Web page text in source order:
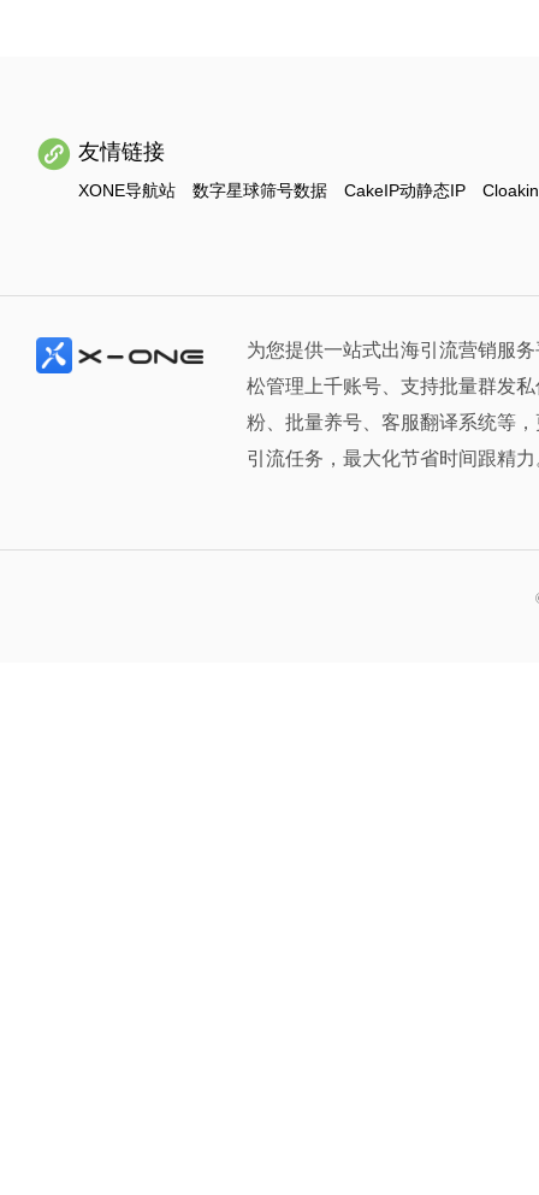
友情链接
XONE导航站 数字星球筛号数据 CakeIP动静态IP
为您提供一站式出海引流营销服
松管理上千账号、支持批量群发
粉、批量养号、客服翻译系统等
引流任务，最大化节省时间跟精力